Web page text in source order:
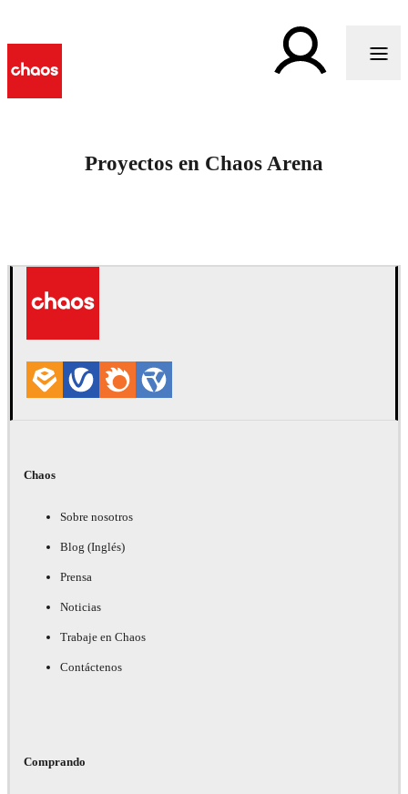
Proyectos en Chaos Arena
Chaos
Sobre nosotros
Blog (Inglés)
Prensa
Noticias
Trabaje en Chaos
Contáctenos
Comprando